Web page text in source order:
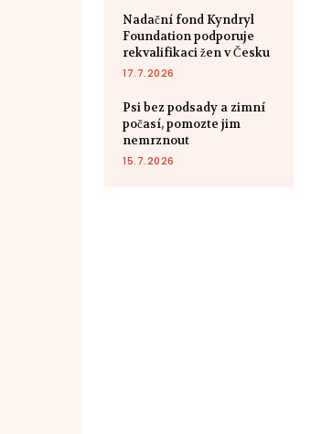
Nadační fond Kyndryl
Foundation podporuje
rekvalifikaci žen v Česku
17.7.2026
Psi bez podsady a zimní
počasí, pomozte jim
nemrznout
15.7.2026